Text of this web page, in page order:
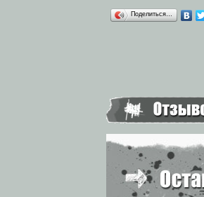
Поделиться…